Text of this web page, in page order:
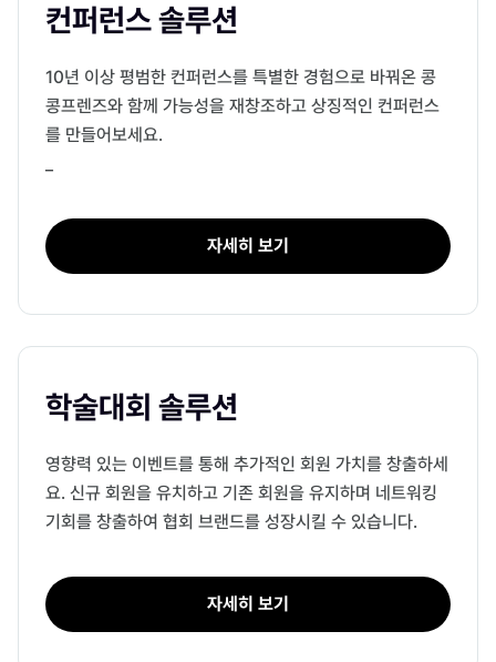
컨퍼런스 솔루션
10년 이상 평범한 컨퍼런스를 특별한 경험으로 바꿔온 콩
콩프렌즈와 함께 가능성을 재창조하고 상징적인 컨퍼런스
를 만들어보세요.
자세히 보기
학술대회 솔루션
영향력 있는 이벤트를 통해 추가적인 회원 가치를 창출하세
요. 신규 회원을 유치하고 기존 회원을 유지하며 네트워킹
기회를 창출하여 협회 브랜드를 성장시킬 수 있습니다.
자세히 보기